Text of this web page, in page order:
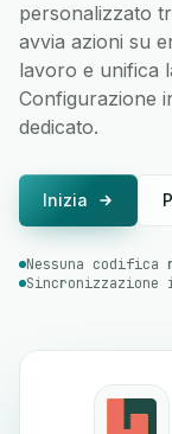
personalizzato
avvia azioni su
lavoro e unifica
Configurazione
dedicato.
Inizia
Nessuna codifica
Sincronizzazione